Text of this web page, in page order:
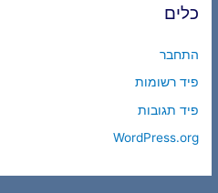
כלים
התחבר
פיד רשומות
פיד תגובות
WordPress.org